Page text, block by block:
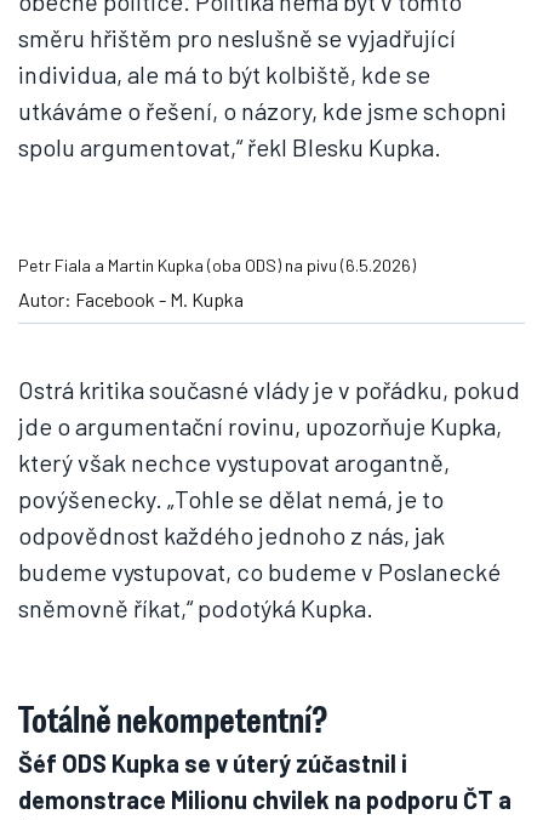
směru hřištěm pro neslušně se vyjadřující
individua, ale má to být kolbiště, kde se
utkáváme o řešení, o názory, kde jsme schopni
spolu argumentovat,“ řekl Blesku Kupka.
Petr Fiala a Martin Kupka (oba ODS) na pivu (6.5.2026)
Autor: Facebook - M. Kupka
Ostrá kritika současné vlády je v pořádku, pokud
jde o argumentační rovinu, upozorňuje Kupka,
který však nechce vystupovat arogantně,
povýšenecky. „Tohle se dělat nemá, je to
odpovědnost každého jednoho z nás, jak
budeme vystupovat, co budeme v Poslanecké
sněmovně říkat,“ podotýká Kupka.
Totálně nekompetentní?
Šéf ODS Kupka se v úterý zúčastnil i
demonstrace Milionu chvilek na podporu ČT a